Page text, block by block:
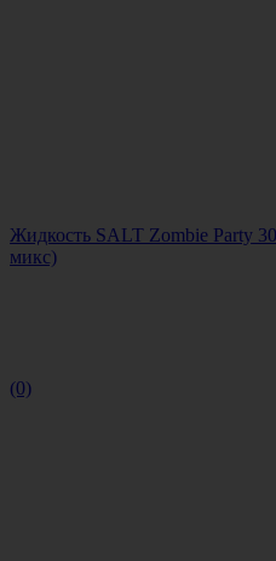
Жидкость SALT Zombie Party
микс)
(0)